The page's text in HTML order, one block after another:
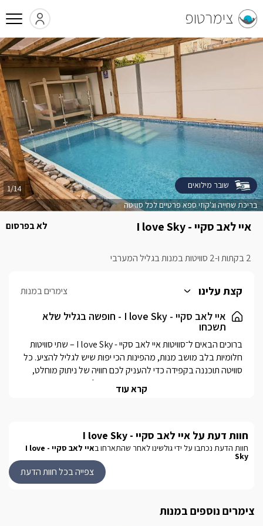
צימרטופ
איי לאב סקיי - I love Sky
2 בקתות ו-2 סוויטות במנות בגליל המערבי
לא בפרסום
בריכת שחייה וג'קוזי ספא פרטיים לכל סוויטה
1/14 שובר מילואים
קצת עלינו צימרים במנות
איי לאב סקיי - I love Sky - חופשה בגליל שלא
תשכחו
החלל הפנימי נעים ומזמין, עם סלון בעיצוב נקי וטלוויזיה חכמה,
מטבחון מאובזר בדיוק למה שצריך, ופינת אוכל קטנה לארוחות
קרא עוד
חוות דעת על איי לאב סקיי - I love Sky
חוות הדעת נכתבו על ידי גולשינו לאחר שהתארחו ב איי לאב סקיי - I love
Sky
צפייה בכל חוות הדעת
צימרים נוספים במנות